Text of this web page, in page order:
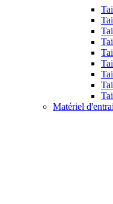
Matériel